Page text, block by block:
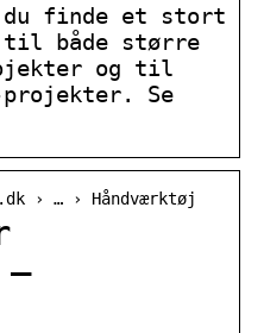
du finde et stort
både større
og til
Se
› … › Håndværktøj
–